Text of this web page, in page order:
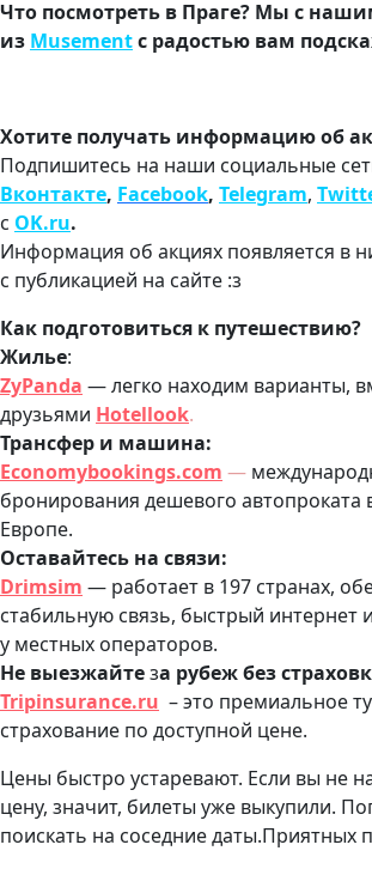
Что посмотреть в Праге? Мы с
из Musementс радостью вам
Хотите получать информацию об
Подпишитесь на наши социальные
Вконтакте, Facebook, Telegram,
с OK.ru.
Информация об акциях появляется в
с публикацией на сайте :з
Как подготовиться к путешествию?
Жилье:
ZyPanda — легко находим варианты,
друзьями Hotellook.
Трансфер и машина:
Economybookings.com —
бронирования дешевого автопроката
Европе.
Оставайтесь на связи:
Drimsim — работает в 197 странах,
стабильную связь, быстрый интернет
у местных операторов.
Не выезжайтеза рубеж без
Tripinsurance.ru – это премиальное
страхование по доступной цене.
Цены быстро устаревают. Если вы не
цену, значит, билеты уже выкупили.
поискать на соседние даты.Приятных